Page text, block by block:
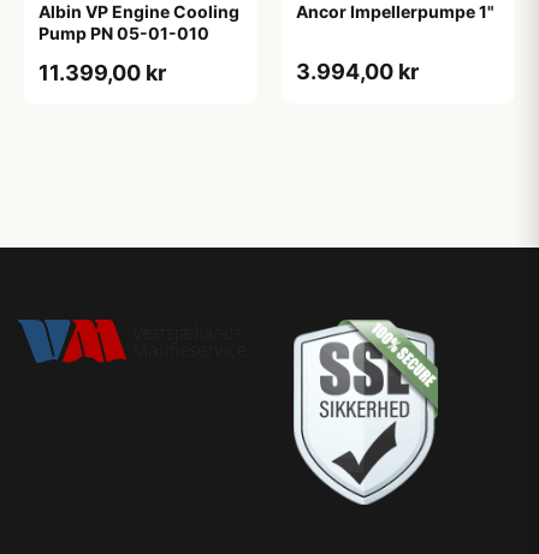
Albin VP Engine Cooling
Pump PN 05-01-010
11.399,00 kr
Ancor Impellerpumpe 1"
3.994,00 kr